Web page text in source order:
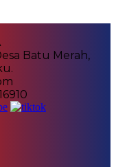
Batu Merah,